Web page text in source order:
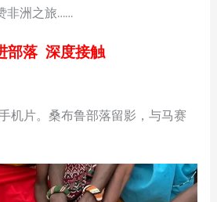
非洲之旅……
部落 深度接触
机片。桑布鲁部落留影，与马赛